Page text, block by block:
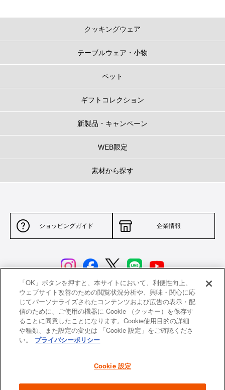
クッキングウェア
テーブルウェア・小物
ペット
ギフトコレクション
新製品・キャンペーン
WEB限定
素材から探す
ショッピングガイド 企業情報
サイトポリシー 特定商取引法に基づく表示
並行輸入品について 個人情報保護方針
返品について
よくあるご質問 お問い合わせ
「OK」ボタンを押すと、本サイトにおいて、利便性向上、
ウェブサイト改善のための閲覧状況分析や、興味・関心に応
じてパーソナライズされたコンテンツおよび広告の表示・配
信のために、ご使用の機器に Cookie （クッキー）を保存す
ることに同意したことになります。Cookie使用目的の詳細
や種類、また設定の変更は 「Cookie 設定」をご確認くださ
い。
プライバシーポリシー
Cookie 設定